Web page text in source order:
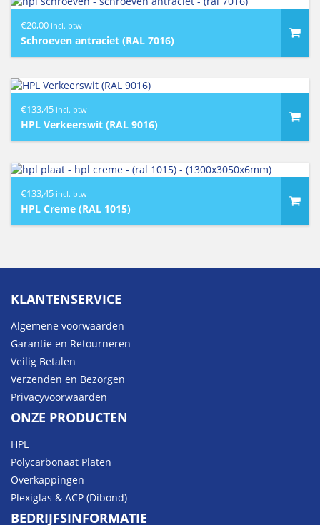
€20,00 incl. btw
Schroeven antraciet (RAL 7016)
€133,45 incl. btw
HPL Verkeerswit (RAL 9016)
€133,45 incl. btw
HPL Creme (RAL 1015)
KLANTENSERVICE
Algemene voorwaarden
Garantie en Retourneren
Veilig Betalen
Verzenden en Bezorgen
Privacyvoorwaarden
ONZE PRODUCTEN
HPL
Polycarbonaat Platen
Overkappingen
Plexiglas & ACP (Dibond)
BEDRIJFSINFORMATIE